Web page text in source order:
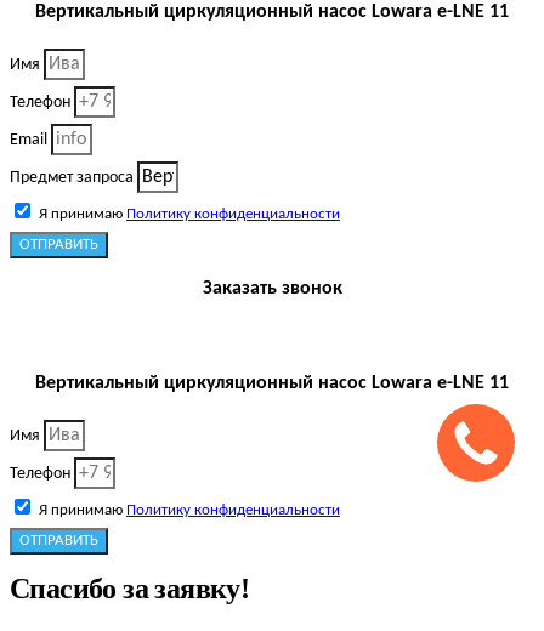
Вертикальный циркуляционный насос Lowara e-LNE 11
Имя
Телефон
Email
Предмет запроса
Я принимаю Политику конфиденциальности
ОТПРАВИТЬ
Заказать звонок
Вертикальный циркуляционный насос Lowara e-LNE 11
Имя
Телефон
Я принимаю Политику конфиденциальности
ОТПРАВИТЬ
Спасибо за заявку!